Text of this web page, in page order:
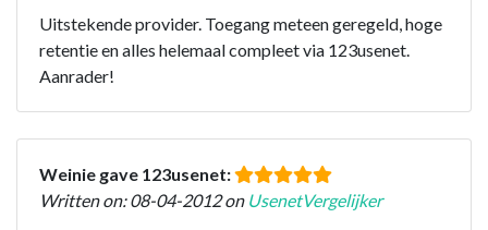
Uitstekende provider. Toegang meteen geregeld, hoge
retentie en alles helemaal compleet via 123usenet.
Aanrader!
Weinie gave 123usenet:
Written on: 08-04-2012 on UsenetVergelijker